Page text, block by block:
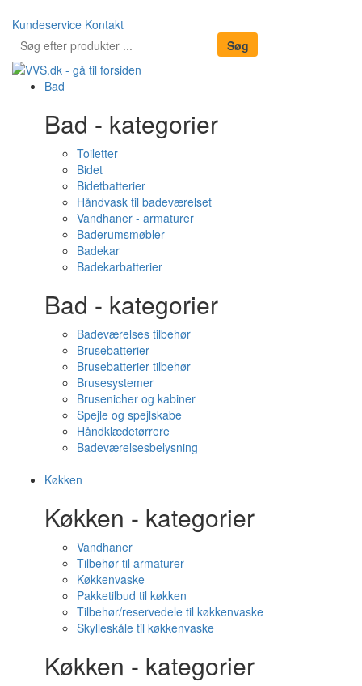
Kundeservice Kontakt
Bad
Bad - kategorier
Toiletter
Bidet
Bidetbatterier
Håndvask til badeværelset
Vandhaner - armaturer
Baderumsmøbler
Badekar
Badekarbatterier
Bad - kategorier
Badeværelses tilbehør
Brusebatterier
Brusebatterier tilbehør
Brusesystemer
Brusenicher og kabiner
Spejle og spejlskabe
Håndklædetørrere
Badeværelsesbelysning
Køkken
Køkken - kategorier
Vandhaner
Tilbehør til armaturer
Køkkenvaske
Pakketilbud til køkken
Tilbehør/reservedele til køkkenvaske
Skylleskåle til køkkenvaske
Køkken - kategorier